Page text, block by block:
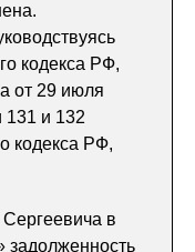
кодекса РФ,
от 29 июля
131 и 132
кодекса РФ,
в
задолженность